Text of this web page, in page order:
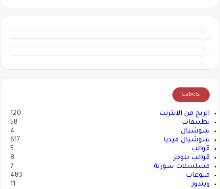
Labels
الربح من الانترنت
120
تطبيقات
58
سوشيال
4
سوشيال ميديا
617
قوالب
5
قوالب بلوجر
8
مسلسلات سورية
7
منوعات
483
ويندوز
11